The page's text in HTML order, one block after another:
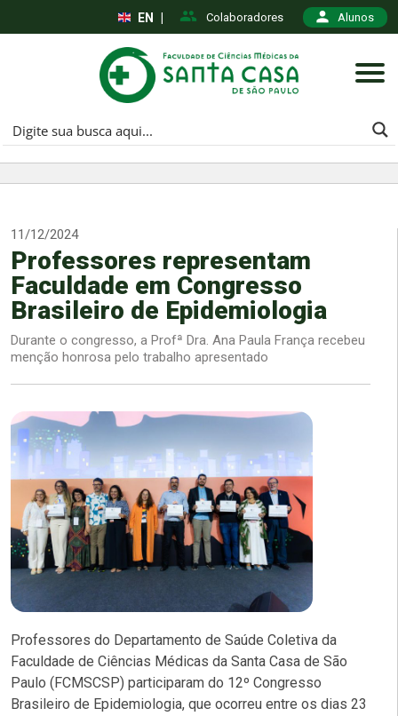
Colaboradores Alunos
EN
11/12/2024
Professores representam
Faculdade em Congresso
Brasileiro de Epidemiologia
Durante o congresso, a Profª Dra. Ana Paula França recebeu
menção honrosa pelo trabalho apresentado
Professores do Departamento de Saúde Coletiva da
Faculdade de Ciências Médicas da Santa Casa de São
Paulo (FCMSCSP) participaram do 12º Congresso
Brasileiro de Epidemiologia, que ocorreu entre os dias 23